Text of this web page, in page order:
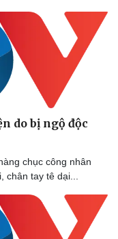
do bị ngộ độc
chục công nhân
tay tê dại...